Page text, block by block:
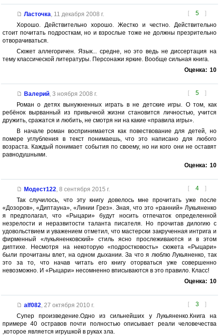
[ 5 ]
Ласточка, 11 декабря 2008 г.
Хорошо. Действительно хорошо. Жестко и честно. Действительно
стоит почитать подросткам, но и взрослые тоже не должны презрительно
отворачиваться.
Сюжет аллегоричен. Язык... средне, но это ведь не диссертация на
тему классической литературы. Персонажи яркие. Вообще сильная книга.
Оценка: 10
[ 5 ]
Валерий, 3 ноября 2008 г.
Роман о детях вынужненных играть в не детские игры. О том, как
ребёнок вырванный из привычной жизни становится личностью, учится
дружить, сражатся и любить, не смотря ни на какие «правила игры».
В начале роман воспринимается как повествование для детей, но
помере углубления в текст понимаешь, что это написано для любого
возраста. Каждый понимает события по своему, но ни кого они не оставят
равнодушными.
Оценка: 10
[ 4 ]
Модест122, 8 сентября 2015 г.
Так случилось, что эту книгу довелось мне прочитать уже после
«Дозоров», «Диптауна», «Линии Грез». Зная, что это «ранний» Лукьяненко
я предполагал, что «Рыцари» будут носить отпечаток определенной
незрелости и неразвитости таланта писателя. Но прочитав дилогию с
удовольствием и уважением отметил, что мастерски закрученная интрига и
фирменный «лукьяненковский» стиль ясно прослеживаются и в этом
диптихе. Несмотря на некоторую «подростковость» сюжета «Рыцари»
были прочитаны влет, на одном дыхании. За что я люблю Лукьяненко, так
это за то, что начав читать его книгу оторваться уже совершенно
невозможно. И «Рыцари» несомненно вписываются в это правило. Класс!
Оценка: 10
[ 3 ]
alf082, 27 октября 2010 г.
Супер произведение.Одно из сильнейших у Лукьяненко.Книга на
примере 40 остравов почти полностью описывает реали человечества
,которое является игрушкой в руках зла.